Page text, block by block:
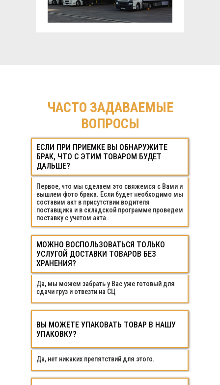
ЧАСТО ЗАДАВАЕМЫЕ
ВОПРОСЫ
ЕСЛИ ПРИ ПРИЕМКЕ ВЫ ОБНАРУЖИТЕ
БРАК, ЧТО С ЭТИМ ТОВАРОМ БУДЕТ
ДАЛЬШЕ?
ЕСЛИ ПРИ ПРИЕМКЕ ВЫ ОБНАРУЖИТЕ
БРАК, ЧТО С ЭТИМ ТОВАРОМ БУДЕТ
ДАЛЬШЕ?
Первое, что мы сделаем это свяжемся с Вами и
вышлем фото брака. Если будет необходимо мы
составим акт в присутствии водителя
поставщика и в складской программе проведем
поставку с учетом акта.
МОЖНО ВОСПОЛЬЗОВАТЬСЯ ТОЛЬКО
УСЛУГОЙ ДОСТАВКИ ТОВАРОВ БЕЗ
ХРАНЕНИЯ?
МОЖНО ВОСПОЛЬЗОВАТЬСЯ ТОЛЬКО
УСЛУГОЙ ДОСТАВКИ ТОВАРОВ БЕЗ
ХРАНЕНИЯ?
Да, мы можем забрать у Вас уже готовый для
сдачи груз и отвезти на СЦ
ВЫ МОЖЕТЕ УПАКОВАТЬ ТОВАР В НАШУ
УПАКОВКУ?
ВЫ МОЖЕТЕ УПАКОВАТЬ ТОВАР В НАШУ
УПАКОВКУ?
Да, нет никаких препятствий для этого.